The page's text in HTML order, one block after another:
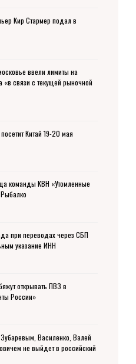
Кир Стармер подал в
ввели лимиты на
«в связи с текущей рыночной
Китай 19-20 мая
команды КВН «Утомленные
при переводах через СБП
указание ИНН
открывать ПВЗ в
России»
Василенко, Валей
не выйдет в российский